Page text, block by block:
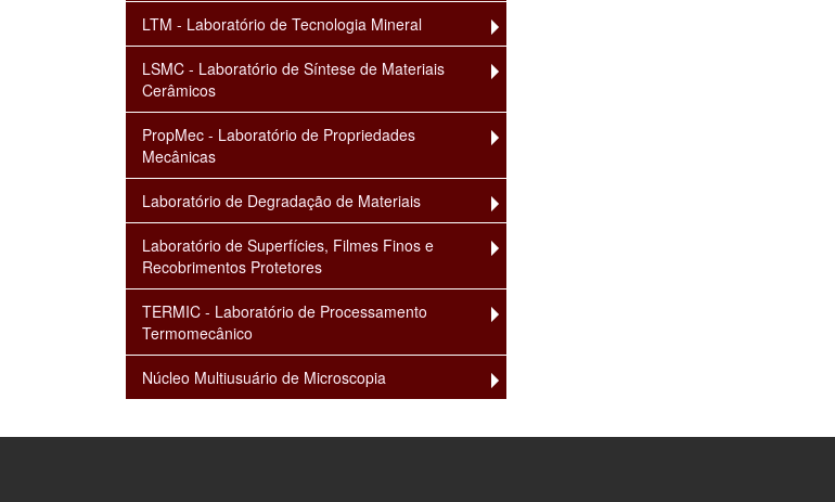
LTM - Laboratório de Tecnologia Mineral
LSMC - Laboratório de Síntese de Materiais
Cerâmicos
PropMec - Laboratório de Propriedades
Mecânicas
Laboratório de Degradação de Materiais
Laboratório de Superfícies, Filmes Finos e
Recobrimentos Protetores
TERMIC - Laboratório de Processamento
Termomecânico
Núcleo Multiusuário de Microscopia